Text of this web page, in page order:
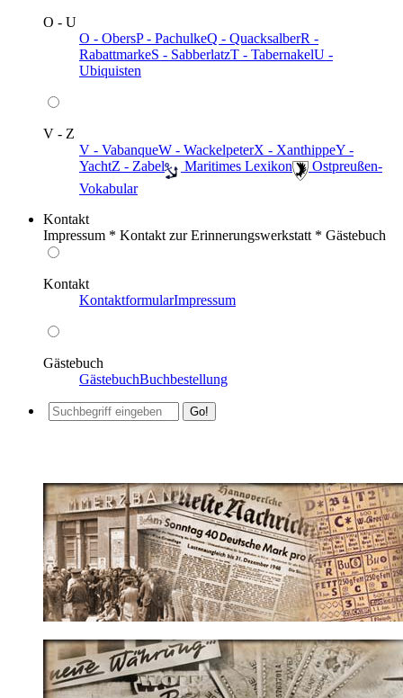
O - U
O - ObersP - PachulkeQ - QuacksalberR -
RabattmarkeS - SabberlatzT - TabernakelU -
Ubiquisten
V - Z
V - VabanqueW - WackelpeterX - XanthippeY -
YachtZ - Zabel ️ Maritimes Lexikon
️ Ostpreußen-
Vokabular
Kontakt
Impressum * Kontakt zur Erinnerungswerkstatt * Gästebuch
Kontakt
KontaktformularImpressum
Gästebuch
GästebuchBuchbestellung